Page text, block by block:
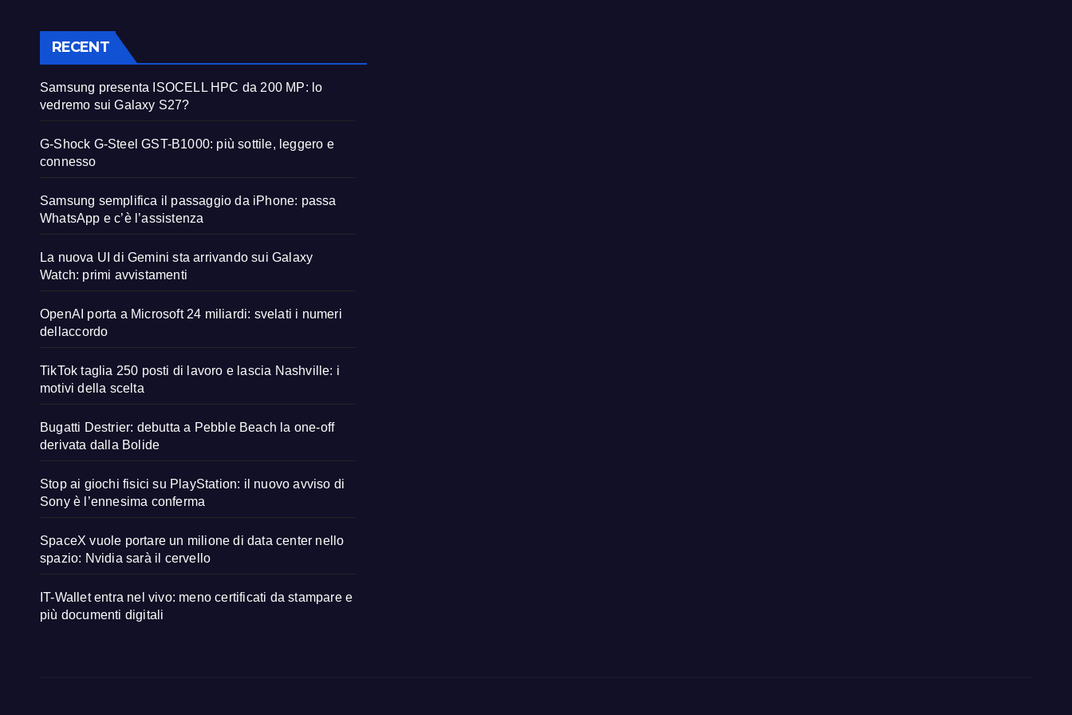
RECENT
Samsung presenta ISOCELL HPC da 200 MP: lo
vedremo sui Galaxy S27?
G-Shock G-Steel GST-B1000: più sottile, leggero e
connesso
Samsung semplifica il passaggio da iPhone: passa
WhatsApp e c’è l’assistenza
La nuova UI di Gemini sta arrivando sui Galaxy
Watch: primi avvistamenti
OpenAI porta a Microsoft 24 miliardi: svelati i numeri
dellaccordo
TikTok taglia 250 posti di lavoro e lascia Nashville: i
motivi della scelta
Bugatti Destrier: debutta a Pebble Beach la one-off
derivata dalla Bolide
Stop ai giochi fisici su PlayStation: il nuovo avviso di
Sony è l’ennesima conferma
SpaceX vuole portare un milione di data center nello
spazio: Nvidia sarà il cervello
IT-Wallet entra nel vivo: meno certificati da stampare e
più documenti digitali